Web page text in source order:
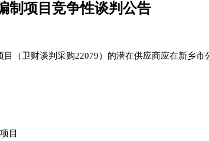
制项目竞争性谈判公告
目（卫财谈判采购22079） 的潜在供应商应在新乡市
目